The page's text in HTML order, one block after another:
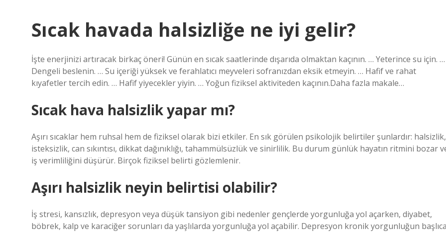
Sıcak havada halsizliğe ne iyi gelir?
İşte enerjinizi artıracak birkaç öneri! Günün en sıcak saatlerinde dışarıda olmaktan kaçının. … Yeterince su için. …
Dengeli beslenin. … Su içeriği yüksek ve ferahlatıcı meyveleri sofranızdan eksik etmeyin. … Hafif ve rahat
kıyafetler tercih edin. … Hafif yiyecekler yiyin. … Yoğun fiziksel aktiviteden kaçının.Daha fazla makale…
Sıcak hava halsizlik yapar mı?
Aşırı sıcaklar hem ruhsal hem de fiziksel olarak bizi etkiler. En sık görülen psikolojik belirtiler şunlardır: halsizlik,
isteksizlik, can sıkıntısı, dikkat dağınıklığı, tahammülsüzlük ve sinirlilik. Bu durum günlük hayatın ritmini bozar
iş verimliliğini düşürür. Birçok fiziksel belirti gözlemlenir.
Aşırı halsizlik neyin belirtisi olabilir?
İş stresi, kansızlık, depresyon veya düşük tansiyon gibi nedenler gençlerde yorgunluğa yol açarken, diyabet,
böbrek, kalp ve karaciğer sorunları da yaşlılarda yorgunluğa yol açabilir. Depresyon kronik yorgunluğun başlıca